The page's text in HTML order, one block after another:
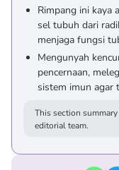
Rimpang ini kaya
sel tubuh dari
menjaga fungsi
Mengunyah
pencernaan,
sistem imun agar
This section
editorial team.